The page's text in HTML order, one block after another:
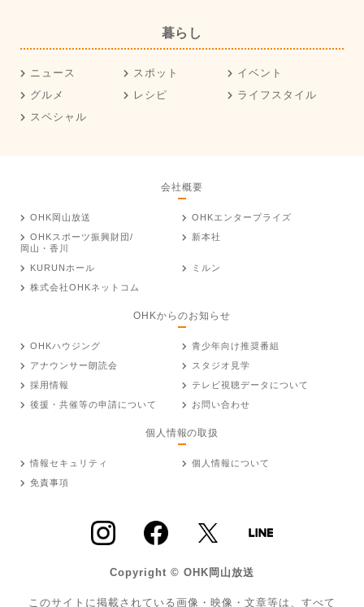
暮らし
ニュース スポット
イベント
グルメ
レシピ
ライフスタイル
スペシャル
会社概要
OHK岡山放送
OHKエンタープライズ
OHKスポーツ振興財団/
岡山・香川
新本社
KURUNホール
ミルン
株式会社OHKネットコム
OHKからのお知らせ
OHKハウジング
青少年向け推奨番組
アナウンサー朗読会
スタジオ見学
採用情報
テレビ視聴データについて
後援・共催等の申請について
お問い合わせ
個人情報の取扱
情報セキュリティ
個人情報について
免責事項
Copyright © OHK岡山放送
このサイトに掲載されている画像・映像・文章等は、すべて